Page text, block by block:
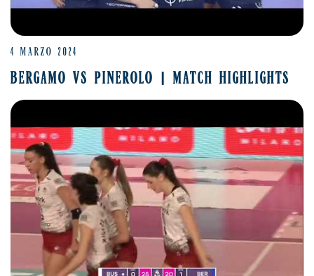
4 MARZO 2024
BERGAMO VS PINEROLO | MATCH HIGHLIGHTS